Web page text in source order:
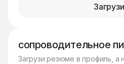
сопроводительное
Загрузи резюме в профиль, а